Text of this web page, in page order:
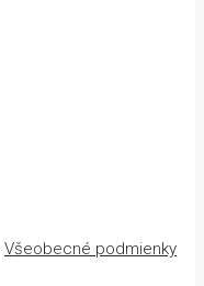
Všeobecné podmienky